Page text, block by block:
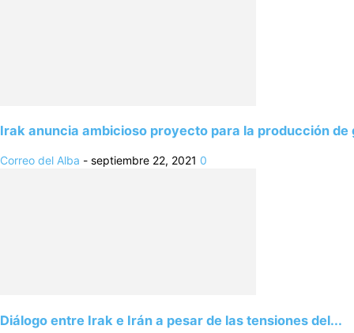
Irak anuncia ambicioso proyecto para la producción de
Correo del Alba - septiembre 22, 2021 0
Diálogo entre Irak e Irán a pesar de las tensiones del...